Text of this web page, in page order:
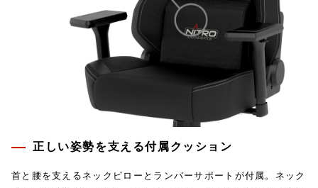
正しい姿勢を支える付属クッション
首と腰を支えるネックピローとランバーサポートが付属。ネック